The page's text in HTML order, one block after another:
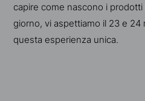
capire come nascono i
giorno, vi aspettiamo il 23 e
questa esperienza unica.